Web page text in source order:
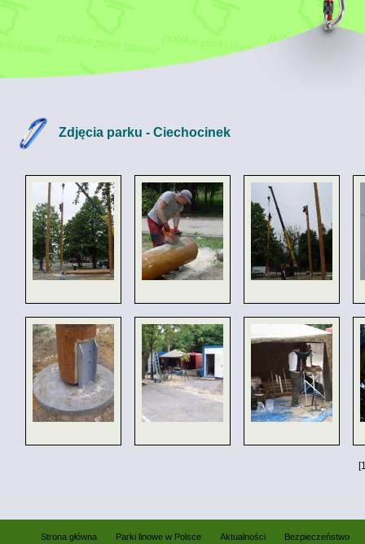
Zdjęcia parku - Ciechocinek
Strona główna Parki linowe w Polsce Aktualności Bezpieczeństwo